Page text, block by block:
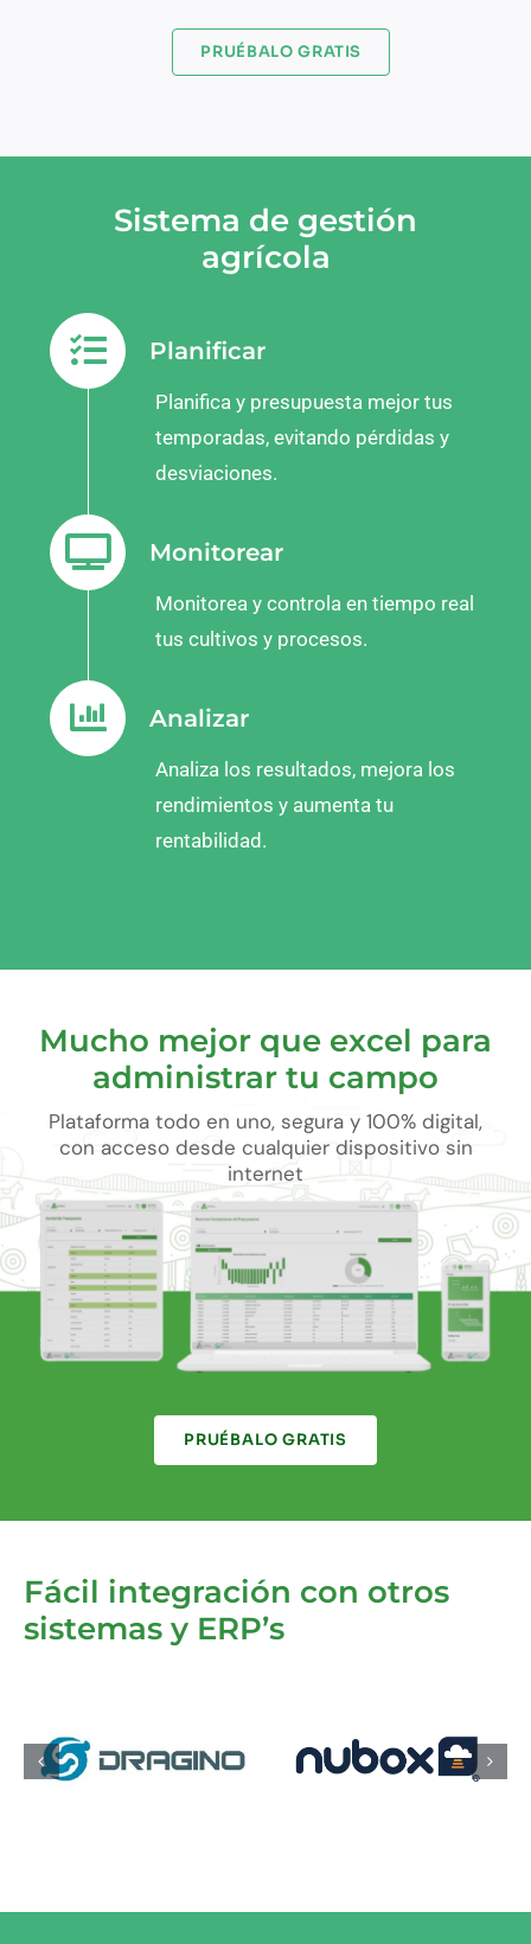
PRUÉBALO GRATIS
Sistema de gestión
agrícola
Planificar
Planifica y presupuesta mejor tus
temporadas, evitando pérdidas y
desviaciones.
Monitorear
Monitorea y controla en tiempo real
tus cultivos y procesos.
Analizar
Analiza los resultados, mejora los
rendimientos y aumenta tu
rentabilidad.
Mucho mejor que excel para
administrar tu campo
Plataforma todo en uno, segura y 100% digital,
con acceso desde cualquier dispositivo sin
internet
PRUÉBALO GRATIS
Fácil integración con otros
sistemas y ERP’s